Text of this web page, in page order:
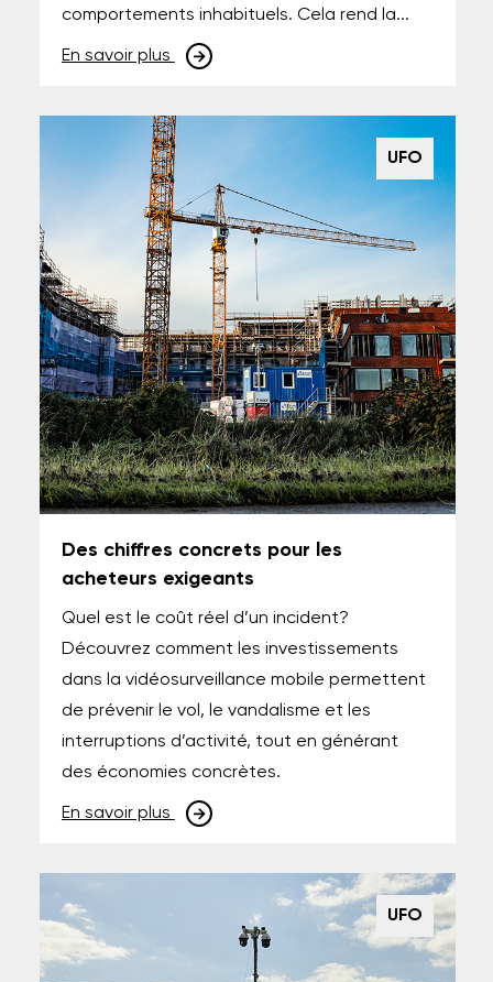
comportements inhabituels. Cela rend la...
En savoir plus
UFO
Des chiffres concrets pour les
acheteurs exigeants
Quel est le coût réel d’un incident?
Découvrez comment les investissements
dans la vidéosurveillance mobile permettent
de prévenir le vol, le vandalisme et les
interruptions d’activité, tout en générant
des économies concrètes.
En savoir plus
UFO